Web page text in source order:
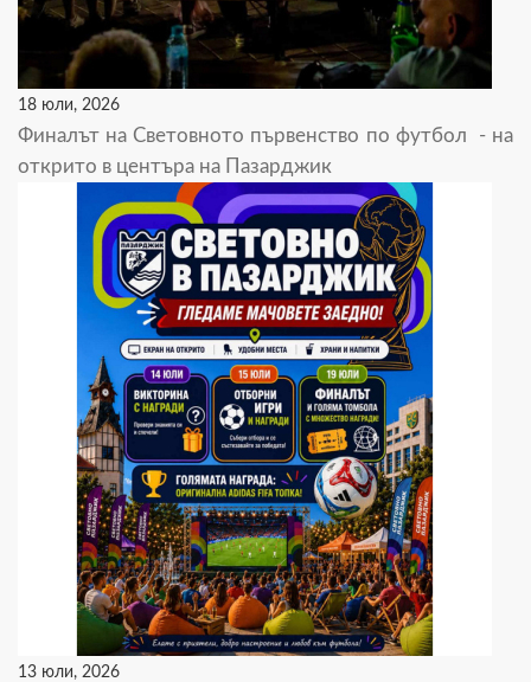
18 юли, 2026
Финалът на Световното първенство по футбол - на
открито в центъра на Пазарджик
13 юли, 2026